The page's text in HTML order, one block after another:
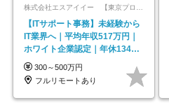
【ITサポート事務】未経験から
IT業界へ｜平均年収517万円｜
ホワイト企業認定｜年休134日
｜リモートOK
300～500万円
フルリモートあり